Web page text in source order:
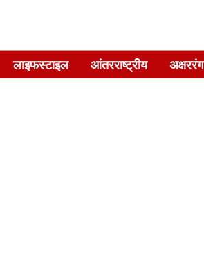
लाइफस्टाइल आंतरराष्ट्रीय अक्षररंग